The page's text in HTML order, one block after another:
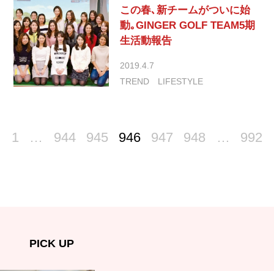
この春､新チームがついに始
動｡GINGER GOLF TEAM5期
生活動報告
2019.4.7
TREND
LIFESTYLE
1 … 944 945 946 947 948 … 992
PICK UP